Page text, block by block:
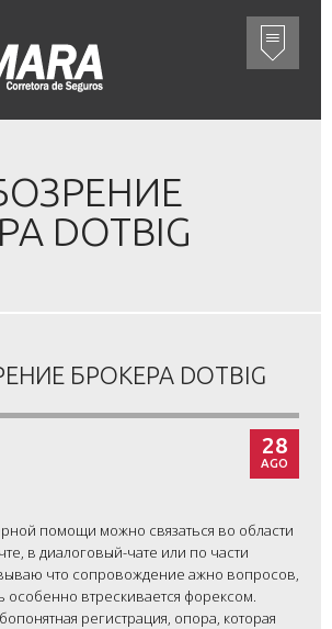
DOTBIG
БРОКЕРА DOTBIG
28
AGO
помощи можно связаться во области
в диалоговый-чате или по части
что сопровождение ажно вопросов,
особенно втрескивается форексом.
регистрация, опора, которая